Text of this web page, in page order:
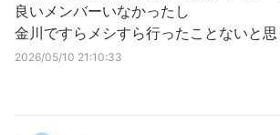
良いメンバーいなかったし
金川ですらメシすら行ったことないと思
2026/05/10 21:10:33